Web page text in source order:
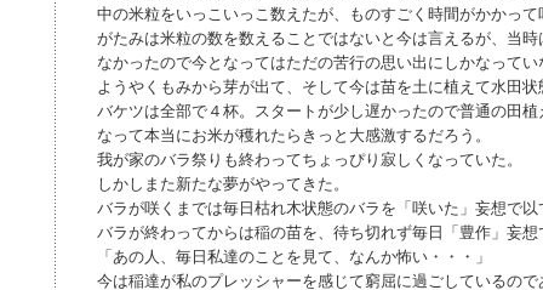
中の米粒をいっこいっこ数えたが、ものすごく時間がかかっ
がたみは米粒の数を数えることではないと今は言えるが、当
なかったので今となってはただの苦行の思い出にしかなってい
ようやくもみから芽が出て、そして今は苗を土に植えて水田
バケツは全部で４杯。スタートが少し遅かったので普通の田
なって本当にお米が穫れたらきっと大感激するだろう。
我が家のバラ祭りも終わってちょっぴり寂しくなっていた。
しかしまた新たな夢がやってきた。
バラが咲くまでは毎日枯れ木状態のバラを「咲いた」妄想で
バラが終わってからは稲の苗を、待ち切れず毎日「豊作」妄
「あの人、毎日私達のことを見て、なんか怖い・・・」
今は稲達が私のプレッシャーを感じて窮屈に過ごしているので